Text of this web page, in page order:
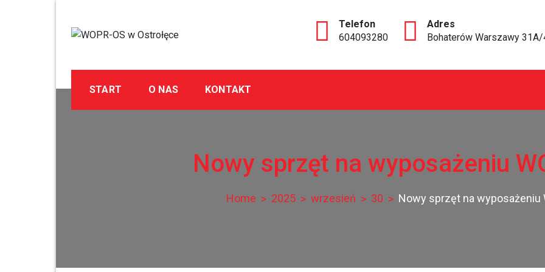
content
604093280 Bohaterów Warszawy 31A/
START O NAS KONTAKT
Nowy sprzęt na wyposażeniu
Home 2025 wrzesień 30 Nowy sprzęt na wyposażeniu